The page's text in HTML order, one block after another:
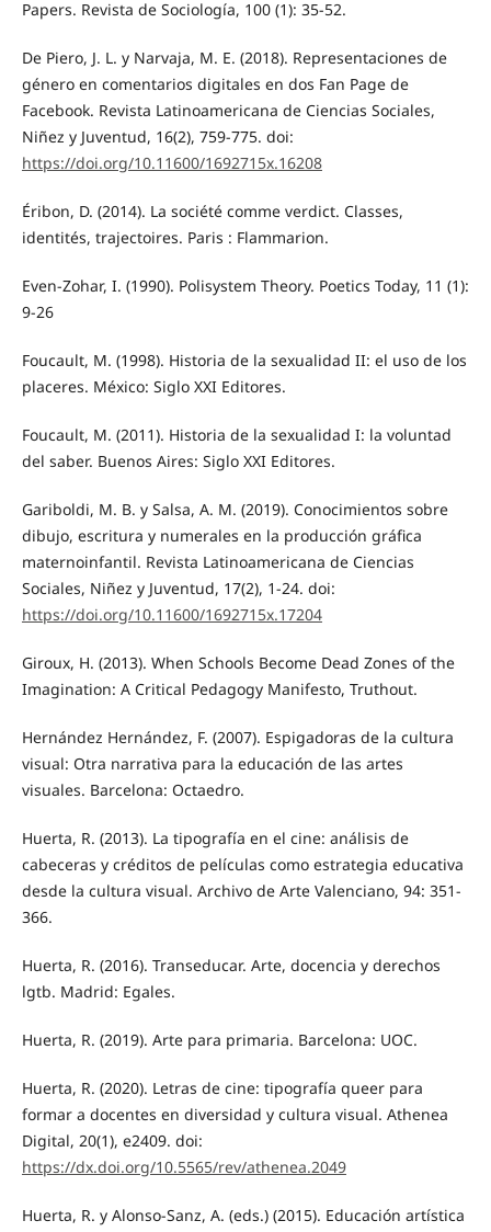
Papers. Revista de Sociología, 100 (1): 35-52.
De Piero, J. L. y Narvaja, M. E. (2018). Representaciones de
género en comentarios digitales en dos Fan Page de
Facebook. Revista Latinoamericana de Ciencias Sociales,
Niñez y Juventud, 16(2), 759-775. doi:
https://doi.org/10.11600/1692715x.16208
Éribon, D. (2014). La société comme verdict. Classes,
identités, trajectoires. Paris : Flammarion.
Even-Zohar, I. (1990). Polisystem Theory. Poetics Today, 11 (1):
9-26
Foucault, M. (1998). Historia de la sexualidad II: el uso de los
placeres. México: Siglo XXI Editores.
Foucault, M. (2011). Historia de la sexualidad I: la voluntad
del saber. Buenos Aires: Siglo XXI Editores.
Gariboldi, M. B. y Salsa, A. M. (2019). Conocimientos sobre
dibujo, escritura y numerales en la producción gráfica
maternoinfantil. Revista Latinoamericana de Ciencias
Sociales, Niñez y Juventud, 17(2), 1-24. doi:
https://doi.org/10.11600/1692715x.17204
Giroux, H. (2013). When Schools Become Dead Zones of the
Imagination: A Critical Pedagogy Manifesto, Truthout.
Hernández Hernández, F. (2007). Espigadoras de la cultura
visual: Otra narrativa para la educación de las artes
visuales. Barcelona: Octaedro.
Huerta, R. (2013). La tipografía en el cine: análisis de
cabeceras y créditos de películas como estrategia educativa
desde la cultura visual. Archivo de Arte Valenciano, 94: 351-
366.
Huerta, R. (2016). Transeducar. Arte, docencia y derechos
lgtb. Madrid: Egales.
Huerta, R. (2019). Arte para primaria. Barcelona: UOC.
Huerta, R. (2020). Letras de cine: tipografía queer para
formar a docentes en diversidad y cultura visual. Athenea
Digital, 20(1), e2409. doi:
https://dx.doi.org/10.5565/rev/athenea.2049
Huerta, R. y Alonso-Sanz, A. (eds.) (2015). Educación artística